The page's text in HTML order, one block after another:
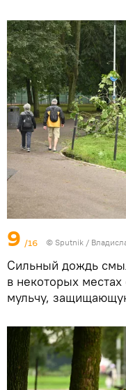
9 /16 © Sputnik /
Сильный дождь
в некоторых
мульчу,